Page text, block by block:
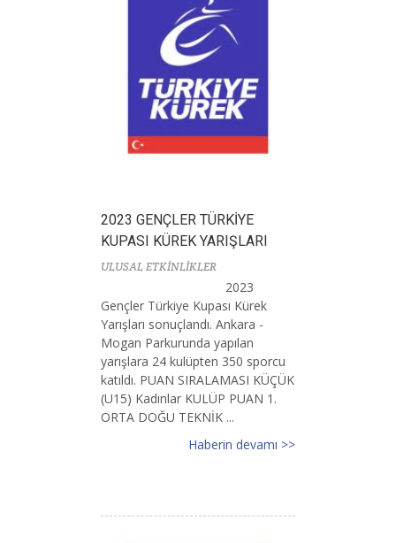
2023 GENÇLER TÜRKİYE
KUPASI KÜREK YARIŞLARI
ULUSAL ETKİNLİKLER
2023
Gençler Türkiye Kupası Kürek
Yarışları sonuçlandı. Ankara -
Mogan Parkurunda yapılan
yarışlara 24 kulüpten 350 sporcu
katıldı. PUAN SIRALAMASI KÜÇÜK
(U15) Kadınlar KULÜP PUAN 1.
ORTA DOĞU TEKNİK ...
Haberin devamı >>